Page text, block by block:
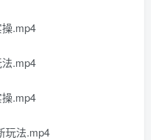
.mp4
.mp4
.mp4
玩法.mp4